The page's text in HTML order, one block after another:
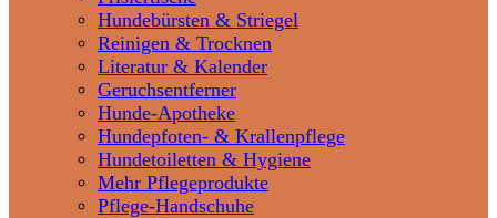
Hundebürsten & Striegel
Reinigen & Trocknen
Literatur & Kalender
Geruchsentferner
Hunde-Apotheke
Hundepfoten- & Krallenpflege
Hundetoiletten & Hygiene
Mehr Pflegeprodukte
Pflege-Handschuhe